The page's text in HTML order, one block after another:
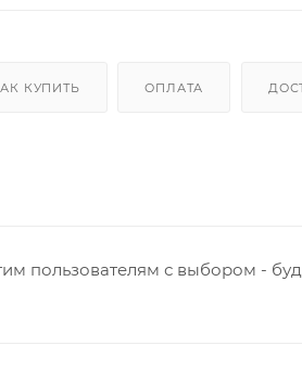
КУПИТЬ ОПЛАТА
пользователям с выбором -